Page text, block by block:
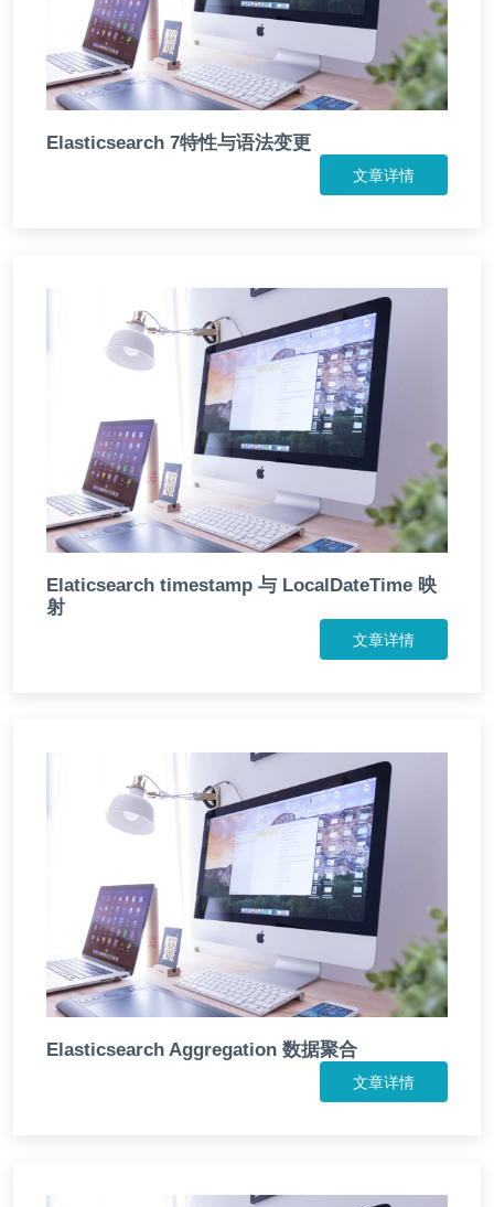
Elasticsearch 7特性与语法变更
文章详情
Elaticsearch timestamp 与 LocalDateTime 映
射
文章详情
Elasticsearch Aggregation 数据聚合
文章详情